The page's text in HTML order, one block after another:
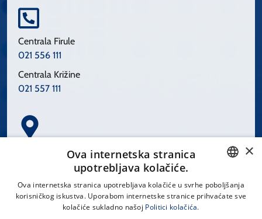
Centrala Firule
021 556 111
Centrala Križine
021 557 111
Spinčićeva 1, 21000 Split
CROATIAN
×
Ova internetska stranica
upotrebljava kolačiće.
Ova internetska stranica upotrebljava kolačiće u svrhe poboljšanja
korisničkog iskustva. Uporabom internetske stranice prihvaćate sve
kolačiće sukladno našoj Politici kolačića.